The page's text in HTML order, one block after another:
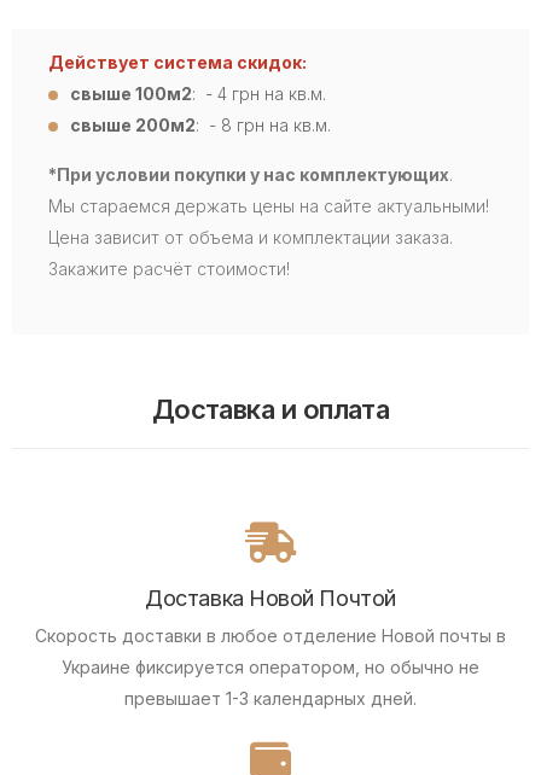
Действует система скидок:
свыше 100м2: - 4 грн на кв.м.
свыше 200м2: - 8 грн на кв.м.
*При условии покупки у нас комплектующих.
Мы стараемся держать цены на сайте актуальными!
Цена зависит от объема и комплектации заказа.
Закажите расчёт стоимости!
Доставка и оплата
Доставка Новой Почтой
Скорость доставки в любое отделение Новой почты в
Украине фиксируется оператором, но обычно не
превышает 1-3 календарных дней.